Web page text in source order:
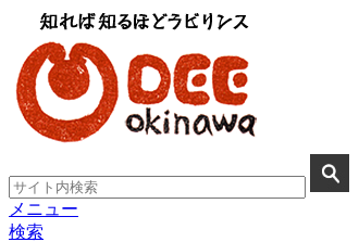
メニュー
検索